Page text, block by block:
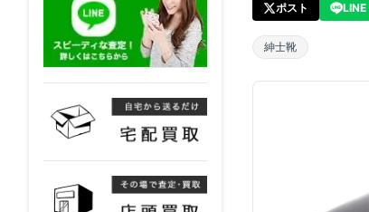
ポスト LINE
紳士靴